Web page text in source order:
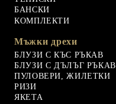
БАНСКИ
КОМПЛЕКТИ
Мъжки дрехи
БЛУЗИ С КЪС РЪКАВ
БЛУЗИ С ДЪЛЪГ РЪКАВ
ПУЛОВЕРИ, ЖИЛЕТКИ
РИЗИ
ЯКЕТА